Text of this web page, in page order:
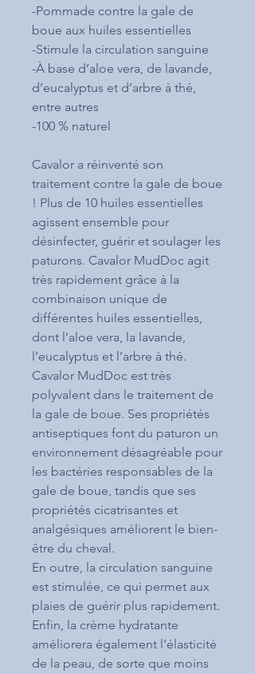
-Pommade contre la gale de
boue aux huiles essentielles
-Stimule la circulation sanguine
-À base d’aloe vera, de lavande,
d’eucalyptus et d’arbre à thé,
entre autres
-100 % naturel
Cavalor a réinventé son
traitement contre la gale de boue
! Plus de 10 huiles essentielles
agissent ensemble pour
désinfecter, guérir et soulager les
paturons. Cavalor MudDoc agit
très rapidement grâce à la
combinaison unique de
différentes huiles essentielles,
dont l’aloe vera, la lavande,
l’eucalyptus et l’arbre à thé.
Cavalor MudDoc est très
polyvalent dans le traitement de
la gale de boue. Ses propriétés
antiseptiques font du paturon un
environnement désagréable pour
les bactéries responsables de la
gale de boue, tandis que ses
propriétés cicatrisantes et
analgésiques améliorent le bien-
être du cheval.
En outre, la circulation sanguine
est stimulée, ce qui permet aux
plaies de guérir plus rapidement.
Enfin, la crème hydratante
améliorera également l’élasticité
de la peau, de sorte que moins